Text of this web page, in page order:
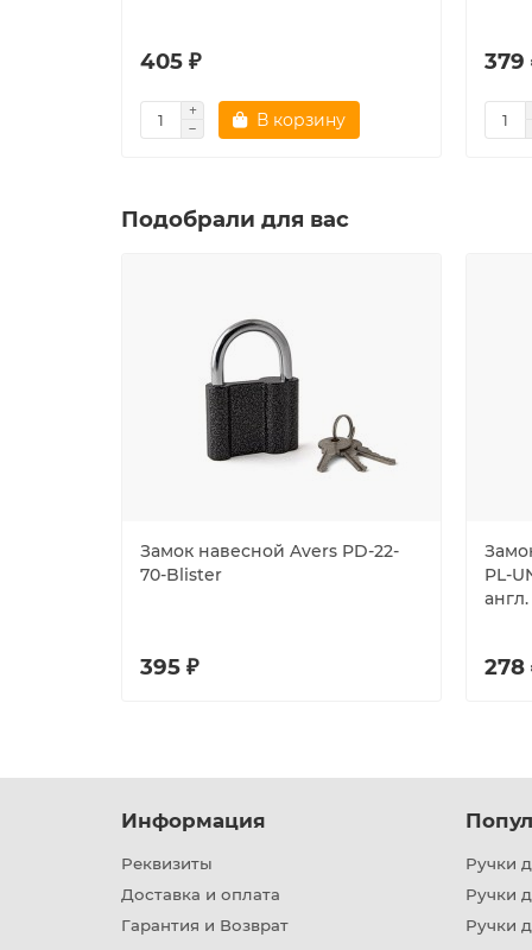
405 ₽
В корзину
379
Подобрали для вас
Замок навесной Avers PD-22-
70-Blister
395 ₽
PL-
278
Информация
Реквизиты
Доставка и оплата
Гарантия и Возврат
Ручки
Ручки
Ручки